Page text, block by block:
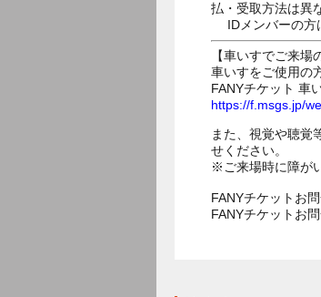
払・受取方法は異
IDメンバーの方
【車いすでご来場
車いすをご使用の
FANYチケット 車
https://f.msgs.jp/
また、視覚や聴覚
せください。
※ご来場時に障が
FANYチケットお
FANYチケットお